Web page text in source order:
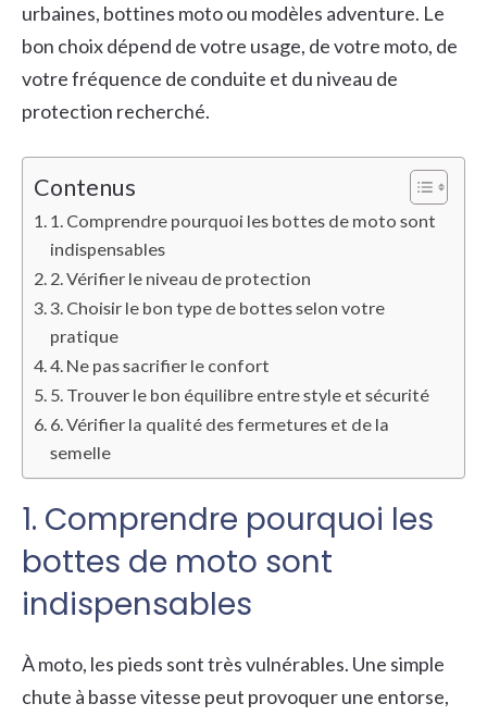
urbaines, bottines moto ou modèles adventure. Le
bon choix dépend de votre usage, de votre moto, de
votre fréquence de conduite et du niveau de
protection recherché.
Contenus
1. Comprendre pourquoi les bottes de moto sont
indispensables
2. Vérifier le niveau de protection
3. Choisir le bon type de bottes selon votre
pratique
4. Ne pas sacrifier le confort
5. Trouver le bon équilibre entre style et sécurité
6. Vérifier la qualité des fermetures et de la
semelle
1. Comprendre pourquoi les
bottes de moto sont
indispensables
À moto, les pieds sont très vulnérables. Une simple
chute à basse vitesse peut provoquer une entorse,